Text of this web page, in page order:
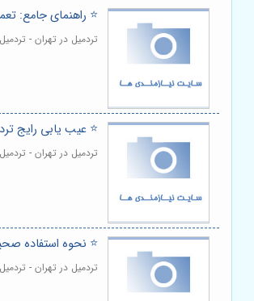
⭐️ راهنمای جامع:
تردمیل در تهران -
⭐️ عیب یابی رایج
تردمیل در تهران -
⭐️ نحوه استفاده
تردمیل در تهران -